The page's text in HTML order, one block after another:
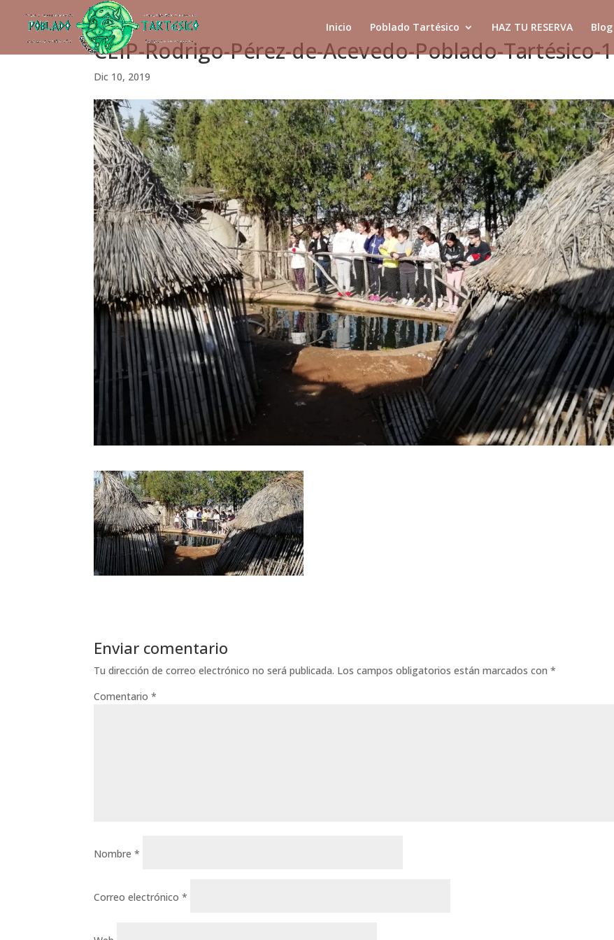
Inicio Poblado Tartésico HAZ TU RESERVA Blog
CEIP-Rodrigo-Pérez-de-Acevedo-Poblado-Tartésico-1
Dic 10, 2019
Enviar comentario
Tu dirección de correo electrónico no será publicada. Los campos obligatorios están marcados con*
Comentario*
Nombre*
Correo electrónico*